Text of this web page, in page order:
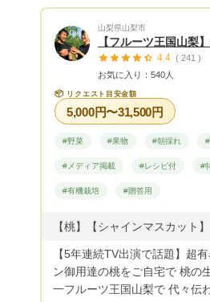
山梨県山梨市
【フルーツ王国山梨
4.4 ( 241 )
お気に入り：540人
📦 リクエスト目安金額
5,000円〜31,500円
#野菜 #果物 #朝採れ
#メディア掲載 #レシピ付 #
#有機栽培 #贈答用
【5年連続TV出演で話題】超
ン御用達の桃をご自宅で 桃の生産量日本
一フルーツ王国山梨で 代々伝